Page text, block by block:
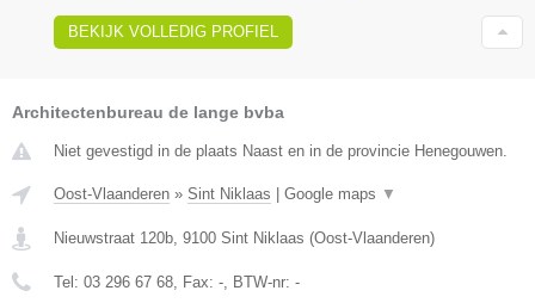
BEKIJK VOLLEDIG PROFIEL
Architectenbureau de lange bvba
Niet gevestigd in de plaats Naast en in de provincie Henegouwen.
Oost-Vlaanderen » Sint Niklaas Google maps ▼
Nieuwstraat 120b, 9100 Sint Niklaas (Oost-Vlaanderen)
Tel: 03 296 67 68, Fax: -, BTW-nr: -